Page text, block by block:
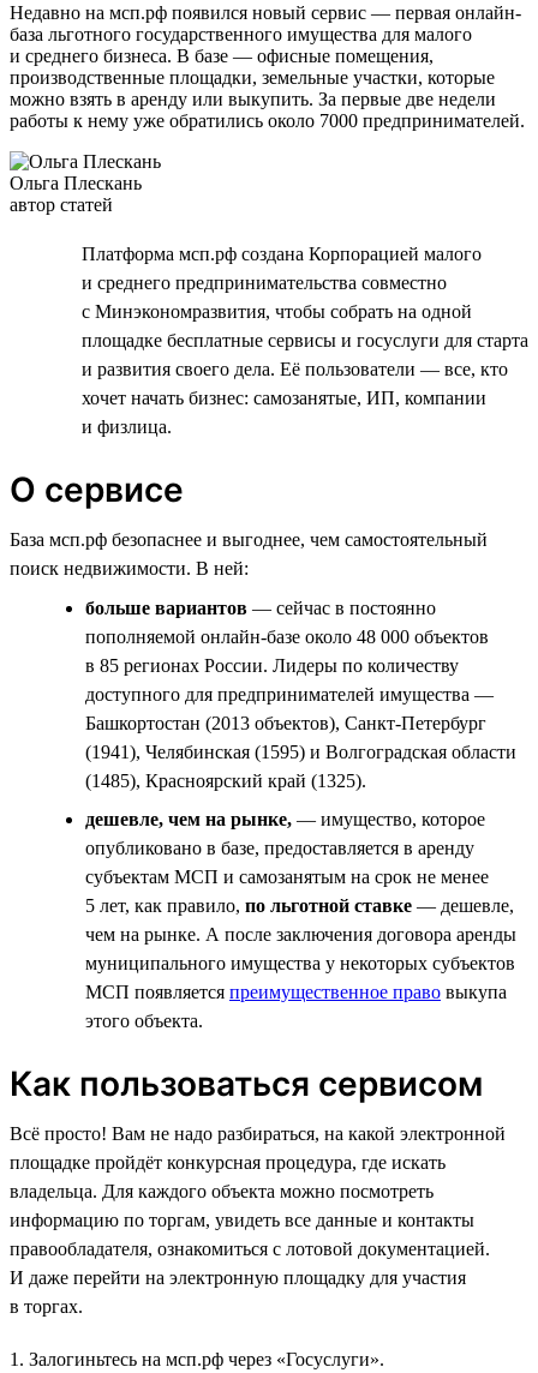
Недавно на мсп.рф появился новый сервис — первая онлайн-
база льготного государственного имущества для малого
и среднего бизнеса. В базе — офисные помещения,
производственные площадки, земельные участки, которые
можно взять в аренду или выкупить. За первые две недели
работы к нему уже обратились около 7000 предпринимателей.
Ольга Плескань
автор статей
Платформа мсп.рф создана Корпорацией малого
и среднего предпринимательства совместно
с Минэкономразвития, чтобы собрать на одной
площадке бесплатные сервисы и госуслуги для старта
и развития своего дела. Её пользователи — все, кто
хочет начать бизнес: самозанятые, ИП, компании
и физлица.
О сервисе
База мсп.рф безопаснее и выгоднее, чем самостоятельный
поиск недвижимости. В ней:
больше вариантов — сейчас в постоянно
пополняемой онлайн-базе около 48 000 объектов
в 85 регионах России. Лидеры по количеству
доступного для предпринимателей имущества —
Башкортостан (2013 объектов), Санкт-Петербург
(1941), Челябинская (1595) и Волгоградская области
(1485), Красноярский край (1325).
дешевле, чем на рынке, — имущество, которое
опубликовано в базе, предоставляется в аренду
субъектам МСП и самозанятым на срок не менее
5 лет, как правило, по льготной ставке — дешевле,
чем на рынке. А после заключения договора аренды
муниципального имущества у некоторых субъектов
МСП появляется преимущественное право выкупа
этого объекта.
Как пользоваться сервисом
Всё просто! Вам не надо разбираться, на какой электронной
площадке пройдёт конкурсная процедура, где искать
владельца. Для каждого объекта можно посмотреть
информацию по торгам, увидеть все данные и контакты
правообладателя, ознакомиться с лотовой документацией.
И даже перейти на электронную площадку для участия
в торгах.
1. Залогиньтесь на мсп.рф через «Госуслуги».